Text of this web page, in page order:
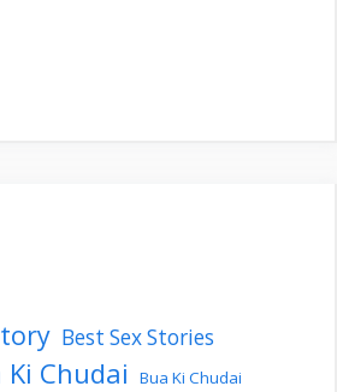
Best Sex Stories
Chudai Bua Ki Chudai